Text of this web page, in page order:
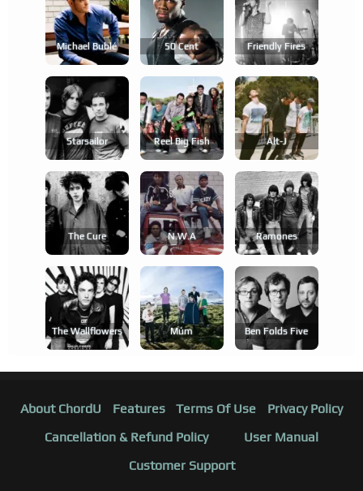
Michael Bublé 50 Cent Friendly Fires
Starsailor Reel Big Fish Alt-J
The Cure N.w.a Ramones
The Wallflowers Múm Ben Folds Five
About ChordU Features Terms Of Use
Privacy Policy
Cancellation & Refund Policy
User Manual
Customer Support